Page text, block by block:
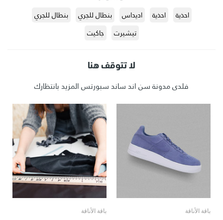
احذية احذية اديداس بنطال للجري
بنطال للجري
تيشيرت
جاكيت
لا تتوقف هنا
فلدى مدونة سن اند ساند سبورتس المزيد بانتظارك
باقة الأناقة باقة الأناقة